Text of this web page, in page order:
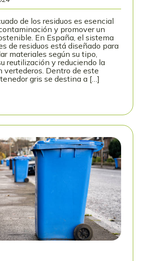
de los residuos es esencial
y promover un
En España, el sistema
de residuos está diseñado para
materiales según su tipo,
reutilización y reduciendo la
vertederos. Dentro de este
gris se destina a […]